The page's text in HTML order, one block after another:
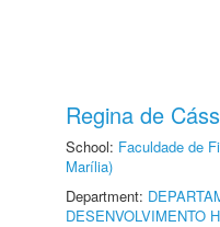
Regina de
School: Faculdade de
Marília)
Department:
DESENVOLVIMENTO